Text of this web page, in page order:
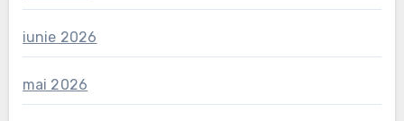
iunie 2026
mai 2026